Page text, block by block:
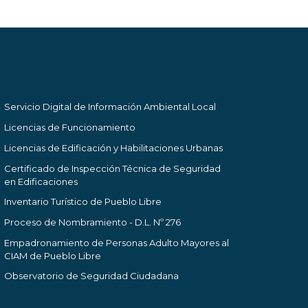
Servicio Digital de Información Ambiental Local
Licencias de Funcionamiento
Licencias de Edificación y Habilitaciones Urbanas
Certificado de Inspección Técnica de Seguridad
en Edificaciones
Inventario Turístico de Pueblo Libre
Proceso de Nombramiento - D.L. Nº 276
Empadronamiento de Personas Adulto Mayores al
CIAM de Pueblo Libre
Observatorio de Seguridad Ciudadana